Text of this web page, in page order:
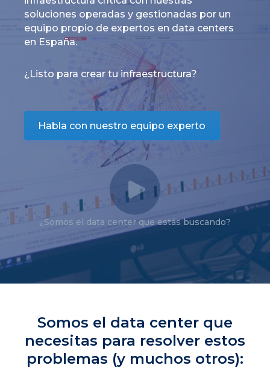
soluciones operadas y gestionadas por un
equipo propio de expertos en data centers
en España.
¿Listo para crear tu infraestructura?
Habla con nuestro equipo experto
¿Somos el data center que estás buscando?
Somos el data center que
necesitas para resolver estos
problemas (y muchos otros):